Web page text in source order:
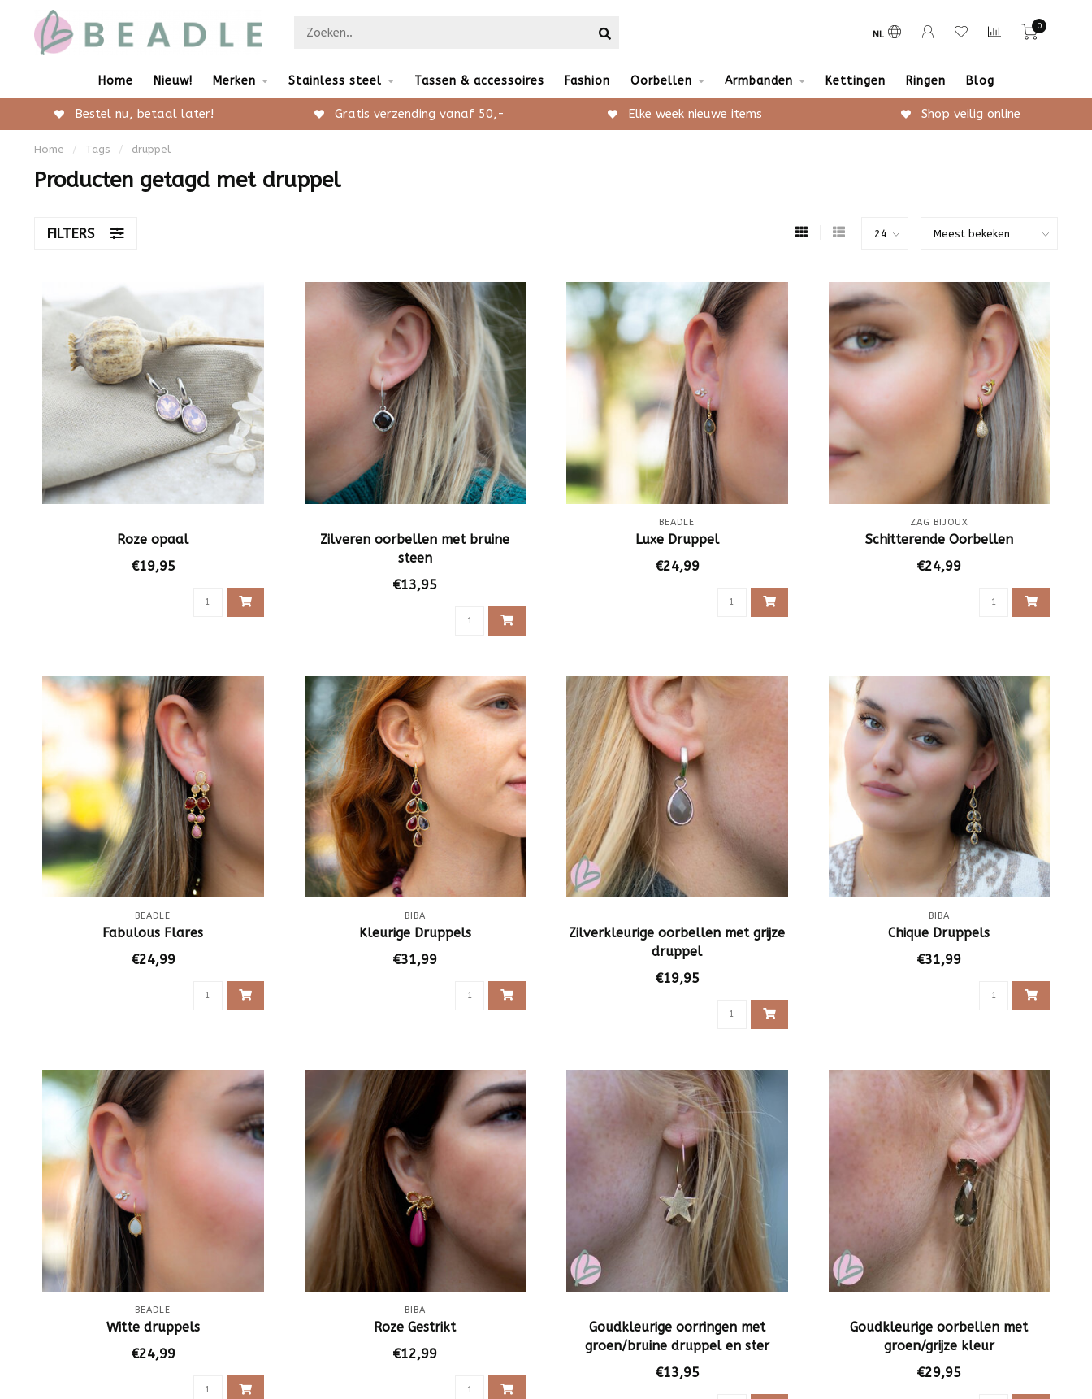
NL
0
Home Nieuw! Merken Stainless steel Tassen & accessoires Fashion Oorbellen Armbanden Kettingen Ringen Blog
Bestel nu, betaal later! Gratis verzending vanaf 50,- Elke week nieuwe items Shop veilig online
Home / Tags / druppel
Producten getagd met druppel
FILTERS
Roze opaal
€19,95
Zilveren oorbellen met bruine
steen
€13,95
BEADLE
Luxe Druppel
€24,99
ZAG BIJOUX
Schitterende Oorbellen
€24,99
BEADLE
Fabulous Flares
€24,99
BIBA
Kleurige Druppels
€31,99
Zilverkleurige oorbellen met grijze
druppel
€19,95
BIBA
Chique Druppels
€31,99
BEADLE
Witte druppels
€24,99
BIBA
Roze Gestrikt
€12,99
Goudkleurige oorringen met
groen/bruine druppel en ster
€13,95
Goudkleurige oorbellen met
groen/grijze kleur
€29,95